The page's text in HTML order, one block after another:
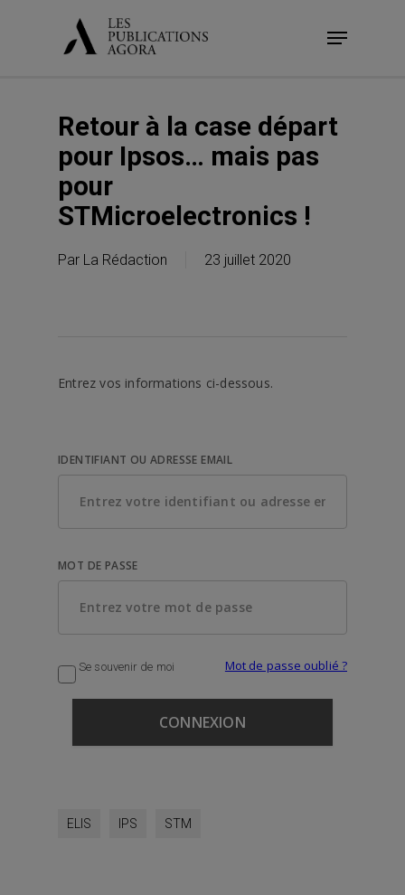
Menu
Retour à la case départ
pour Ipsos… mais pas
pour
STMicroelectronics !
Par La Rédaction 23 juillet 2020
Entrez vos informations ci-dessous.
IDENTIFIANT OU ADRESSE EMAIL
MOT DE PASSE
Se souvenir de moi Mot de passe oublié ?
ELIS IPS STM